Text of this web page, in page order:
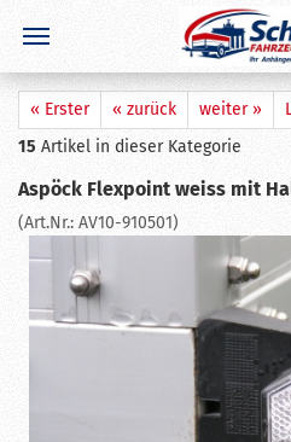
« Erster « zurück weiter »
15 Artikel in dieser Kategorie
Aspöck Flexpoint weiss mit
(Art.Nr.: AV10-910501)
GERADE GEKAUFT
Bad Grund (Harz)hat
Sicherung - Heckklappe Basic
Paargekauft
★★★★☆
Ausblenden